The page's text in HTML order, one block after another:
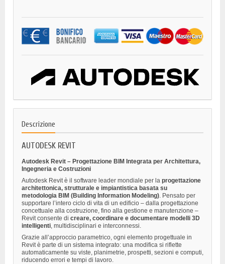
Descrizione
AUTODESK REVIT
Autodesk Revit – Progettazione BIM Integrata per Architettura,
Ingegneria e Costruzioni
Autodesk Revit è il software leader mondiale per la progettazione
architettonica, strutturale e impiantistica basata su
metodologia BIM (Building Information Modeling). Pensato per
supportare l’intero ciclo di vita di un edificio – dalla progettazione
concettuale alla costruzione, fino alla gestione e manutenzione –
Revit consente di creare, coordinare e documentare modelli 3D
intelligenti, multidisciplinari e interconnessi.
Grazie all’approccio parametrico, ogni elemento progettuale in
Revit è parte di un sistema integrato: una modifica si riflette
automaticamente su viste, planimetrie, prospetti, sezioni e computi,
riducendo errori e tempi di lavoro.